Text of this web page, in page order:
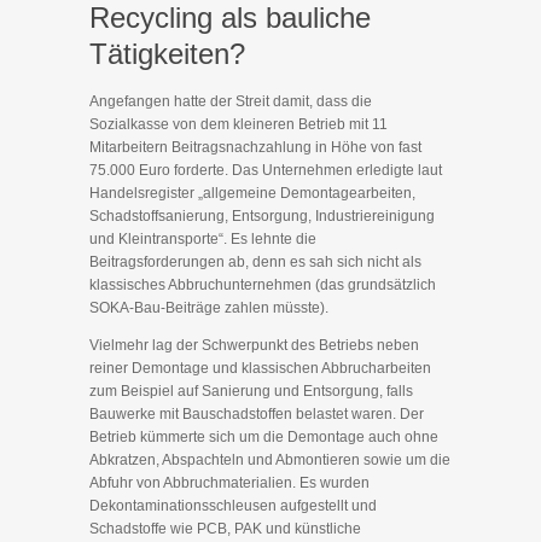
Recycling als bauliche
Tätigkeiten?
Angefangen hatte der Streit damit, dass die
Sozialkasse von dem kleineren Betrieb mit 11
Mitarbeitern Beitragsnachzahlung in Höhe von fast
75.000 Euro forderte. Das Unternehmen erledigte laut
Handelsregister „allgemeine Demontagearbeiten,
Schadstoffsanierung, Entsorgung, Industriereinigung
und Kleintransporte“. Es lehnte die
Beitragsforderungen ab, denn es sah sich nicht als
klassisches Abbruchunternehmen (das grundsätzlich
SOKA-Bau-Beiträge zahlen müsste).
Vielmehr lag der Schwerpunkt des Betriebs neben
reiner Demontage und klassischen Abbrucharbeiten
zum Beispiel auf Sanierung und Entsorgung, falls
Bauwerke mit Bauschadstoffen belastet waren. Der
Betrieb kümmerte sich um die Demontage auch ohne
Abkratzen, Abspachteln und Abmontieren sowie um die
Abfuhr von Abbruchmaterialien. Es wurden
Dekontaminationsschleusen aufgestellt und
Schadstoffe wie PCB, PAK und künstliche